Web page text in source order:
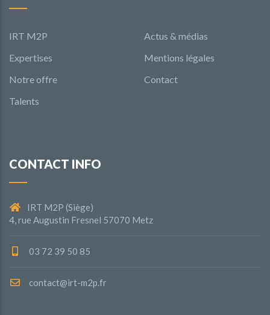
IRT M2P
Expertises
Notre offre
Talents
Actus & médias
Mentions légales
Contact
CONTACT INFO
IRT M2P (Siège)
4, rue Augustin Fresnel 57070 Metz
03 72 39 50 85
contact@irt-m2p.fr